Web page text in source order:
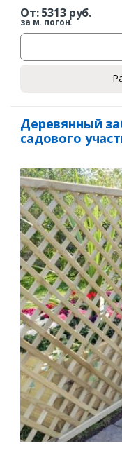
От:5313руб.
за м. погон.
Деревянный
садового